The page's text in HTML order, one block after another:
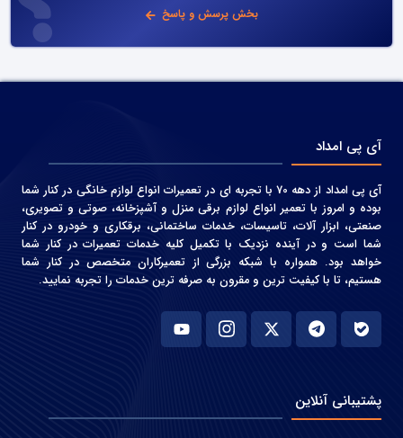
بخش پرسش و پاسخ
آی پی امداد
آی پی امداد از دهه 70 با تجربه ای در تعمیرات انواع لوازم خانگی در کنار شما
بوده و امروز با تعمیر انواع لوازم برقی منزل و آشپزخانه، صوتی و‌ تصویری،
صنعتی، ابزار آلات، تاسیسات، خدمات ساختمانی، برقکاری و خودرو در کنار
شما است و در آینده نزدیک با تکمیل کلیه خدمات تعمیرات در کنار شما
خواهد بود. همواره با شبکه بزرگی از تعمیرکاران متخصص در کنار شما
هستیم، تا با کیفیت ترین و مقرون به صرفه ترین خدمات را تجربه نمایید.
پشتیبانی آنلاین